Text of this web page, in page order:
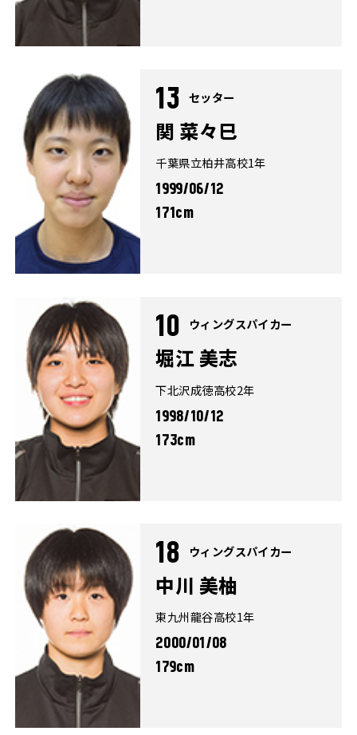
13 セッター
関 菜々巳
千葉県立柏井高校1年
1999/06/12
171cm
10 ウィングスパイカー
堀江 美志
下北沢成徳高校2年
1998/10/12
173cm
18 ウィングスパイカー
中川 美柚
東九州龍谷高校1年
2000/01/08
179cm